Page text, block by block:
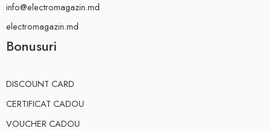
info@electromagazin.md
electromagazin.md
Bonusuri
DISCOUNT CARD
CERTIFICAT CADOU
VOUCHER CADOU